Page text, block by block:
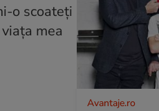
Avantaje.ro